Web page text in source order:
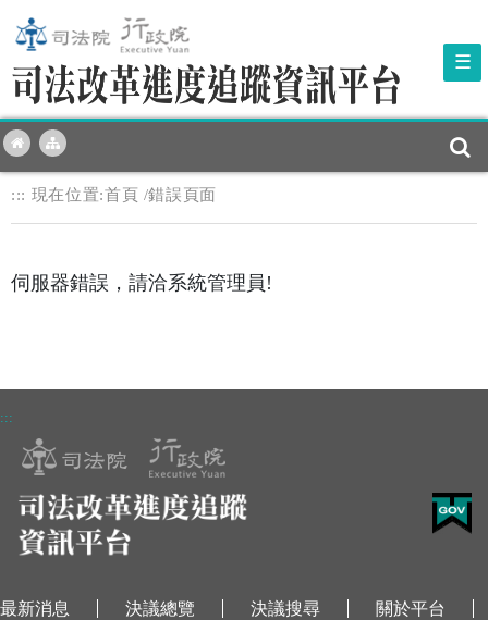
☰
::: 現在位置:首頁 /錯誤頁面
伺服器錯誤，請洽系統管理員!
:::
最新消息 決議總覽 決議搜尋
關於平台